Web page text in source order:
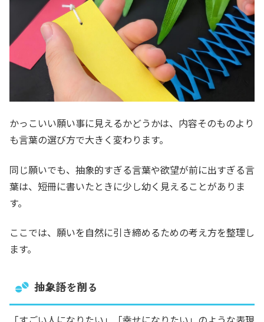
かっこいい願い事に見えるかどうかは、内容そのものより
も言葉の選び方で大きく変わります。
同じ願いでも、抽象的すぎる言葉や欲望が前に出すぎる言
葉は、短冊に書いたときに少し幼く見えることがありま
す。
ここでは、願いを自然に引き締めるための考え方を整理し
ます。
抽象語を削る